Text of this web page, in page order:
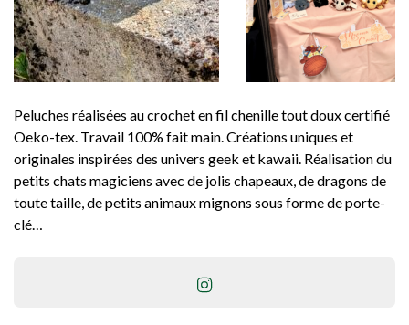
Peluches réalisées au crochet en fil chenille tout doux certifié
Oeko-tex. Travail 100% fait main. Créations uniques et
originales inspirées des univers geek et kawaii. Réalisation du
petits chats magiciens avec de jolis chapeaux, de dragons de
toute taille, de petits animaux mignons sous forme de porte-
clé…